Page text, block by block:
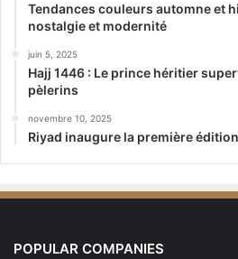
Tendances couleurs automne et
nostalgie et modernité
juin 5, 2025
Hajj 1446 : Le prince héritier
pèlerins
novembre 10, 2025
Riyad inaugure la première
POPULAR COMPANIES